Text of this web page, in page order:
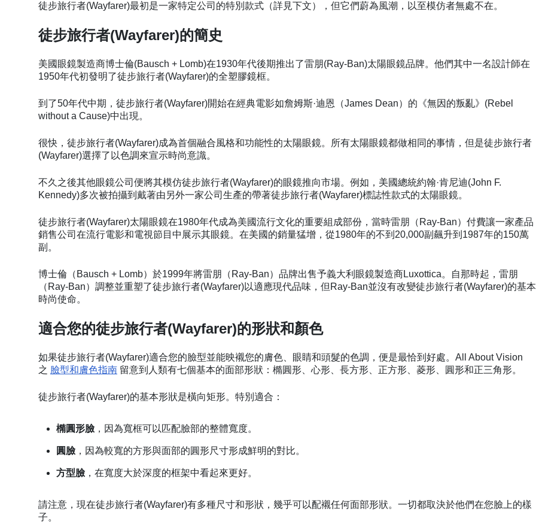
徒步旅行者(Wayfarer)最初是一家特定公司的特別款式（詳見下文），但它們蔚為風潮，以至模仿者無處不在。
徒步旅行者(Wayfarer)的簡史
美國眼鏡製造商博士倫(Bausch + Lomb)在1930年代後期推出了雷朋(Ray-Ban)太陽眼鏡品牌。他們其中一名設計師在
1950年代初發明了徒步旅行者(Wayfarer)的全塑膠鏡框。
到了50年代中期，徒步旅行者(Wayfarer)開始在經典電影如詹姆斯·迪恩（James Dean）的《無因的叛亂》(Rebel
without a Cause)中出現。
很快，徒步旅行者(Wayfarer)成為首個融合風格和功能性的太陽眼鏡。所有太陽眼鏡都做相同的事情，但是徒步旅行者
(Wayfarer)選擇了以色調來宣示時尚意識。
不久之後其他眼鏡公司便將其模仿徒步旅行者(Wayfarer)的眼鏡推向市場。例如，美國總統約翰·肯尼迪(John F.
Kennedy)多次被拍攝到戴著由另外一家公司生產的帶著徒步旅行者(Wayfarer)標誌性款式的太陽眼鏡。
徒步旅行者(Wayfarer)太陽眼鏡在1980年代成為美國流行文化的重要組成部份，當時雷朋（Ray-Ban）付費讓一家產品
銷售公司在流行電影和電視節目中展示其眼鏡。在美國的銷量猛增，從1980年的不到20,000副飆升到1987年的150萬
副。
博士倫（Bausch + Lomb）於1999年將雷朋（Ray-Ban）品牌出售予義大利眼鏡製造商Luxottica。自那時起，雷朋
（Ray-Ban）調整並重塑了徒步旅行者(Wayfarer)以適應現代品味，但Ray-Ban並沒有改變徒步旅行者(Wayfarer)的基本
時尚使命。
適合您的徒步旅行者(Wayfarer)的形狀和顏色
如果徒步旅行者(Wayfarer)適合您的臉型並能映襯您的膚色、眼睛和頭髮的色調，便是最恰到好處。All About Vision
之 臉型和膚色指南 留意到人類有七個基本的面部形狀：橢圓形、心形、長方形、正方形、菱形、圓形和正三角形。
徒步旅行者(Wayfarer)的基本形狀是橫向矩形。特別適合：
橢圓形臉，因為寬框可以匹配臉部的整體寬度。
圓臉，因為較寬的方形與面部的圓形尺寸形成鮮明的對比。
方型臉，在寬度大於深度的框架中看起來更好。
請注意，現在徒步旅行者(Wayfarer)有多種尺寸和形狀，幾乎可以配襯任何面部形狀。一切都取決於他們在您臉上的樣
子。